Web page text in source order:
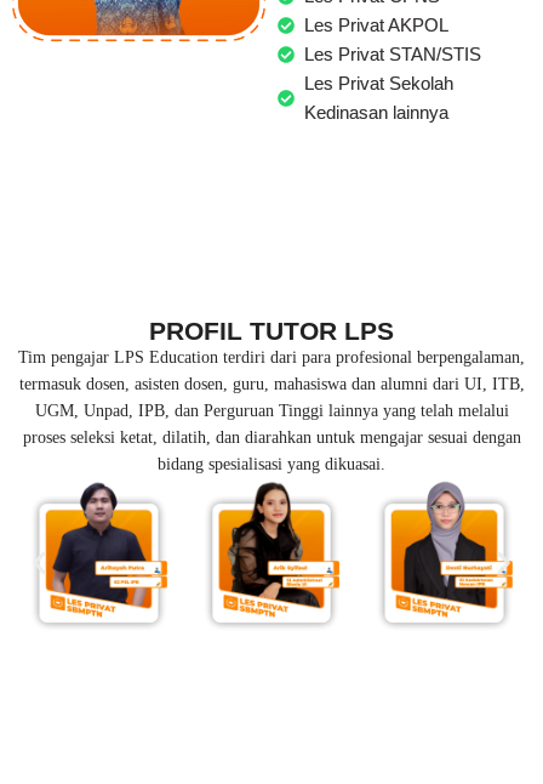
Les Privat AKPOL
Les Privat STAN/STIS
Les Privat Sekolah
Kedinasan lainnya
PROFIL TUTOR LPS
Tim pengajar LPS Education terdiri dari para profesional berpengalaman,
termasuk dosen, asisten dosen, guru, mahasiswa dan alumni dari UI, ITB,
UGM, Unpad, IPB, dan Perguruan Tinggi lainnya yang telah melalui
proses seleksi ketat, dilatih, dan diarahkan untuk mengajar sesuai dengan
bidang spesialisasi yang dikuasai.